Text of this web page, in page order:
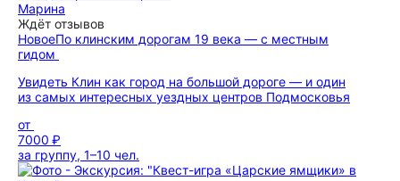
Марина
Ждёт отзывов
НовоеПо клинским дорогам 19 века — с местным
гидом
Увидеть Клин как город на большой дороге — и один
из самых интересных уездных центров Подмосковья
от
7000 ₽
за группу, 1–10 чел.